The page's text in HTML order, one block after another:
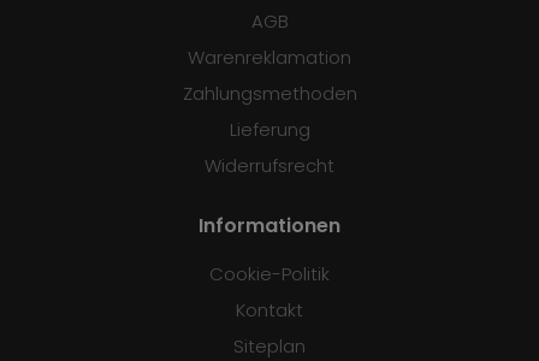
AGB
Warenreklamation
Zahlungsmethoden
Lieferung
Widerrufsrecht
Informationen
Cookie-Politik
Kontakt
Siteplan